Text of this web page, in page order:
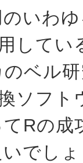
いわ
してい
ベル
ソフト
Rの成
でし